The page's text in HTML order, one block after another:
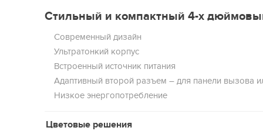
Стильный и компактный 4-х
Современный дизайн
Ультратонкий корпус
Встроенный источник питания
Адаптивный второй разъем – для панели вызова
Низкое энергопотребление
Цветовые решения